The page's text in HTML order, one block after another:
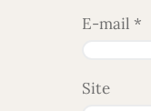
E-mail *
Site